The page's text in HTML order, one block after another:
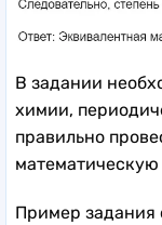
В задании
химии,
правильно
Пример задания